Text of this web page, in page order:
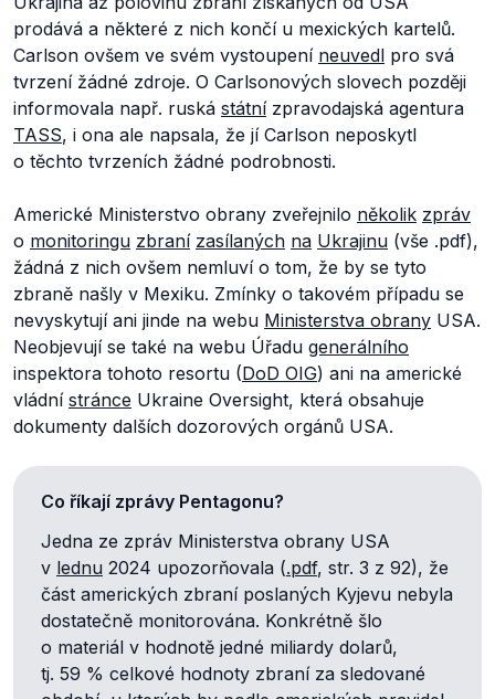
prodává a některé z nich končí u mexických kartelů.
Carlson ovšem ve svém vystoupení neuvedl pro svá
tvrzení žádné zdroje. O Carlsonových slovech později
informovala např. ruská státnízpravodajská agentura
TASS, i ona ale napsala, že jí Carlson neposkytl
o těchto tvrzeních žádné podrobnosti.
Americké Ministerstvo obrany zveřejnilo několik zpráv
o monitoringu zbraní zasílaných na Ukrajinu (vše .pdf),
žádná z nich ovšem nemluví o tom, že by se tyto
zbraně našly v Mexiku. Zmínky o takovém případu se
nevyskytují ani jinde na webu Ministerstva obrany USA.
Neobjevují se také na webu Úřadu generálního
inspektora tohoto resortu (DoD OIG) ani na americké
vládní stránce Ukraine Oversight, která obsahuje
dokumenty dalších dozorových orgánů USA.
Co říkají zprávy Pentagonu?
Jedna ze zpráv Ministerstva obrany USA
v lednu 2024 upozorňovala (.pdf, str. 3 z 92), že
část amerických zbraní poslaných Kyjevu nebyla
dostatečně monitorována. Konkrétně šlo
o materiál v hodnotě jedné miliardy dolarů,
tj. 59 % celkové hodnoty zbraní za sledované